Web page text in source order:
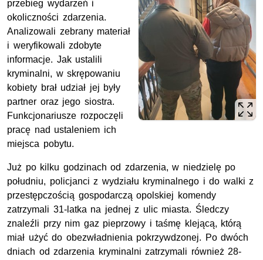
przebieg wydarzeń i
okoliczności zdarzenia.
Analizowali zebrany materiał
i weryfikowali zdobyte
informacje. Jak ustalili
kryminalni, w skrępowaniu
kobiety brał udział jej były
partner oraz jego siostra.
Funkcjonariusze rozpoczęli
pracę nad ustaleniem ich
miejsca pobytu.
Już po kilku godzinach od zdarzenia, w niedzielę po
południu, policjanci z wydziału kryminalnego i do walki z
przestępczością gospodarczą opolskiej komendy
zatrzymali 31-latka na jednej z ulic miasta. Śledczy
znaleźli przy nim gaz pieprzowy i taśmę klejącą, którą
miał użyć do obezwładnienia pokrzywdzonej. Po dwóch
dniach od zdarzenia kryminalni zatrzymali również 28-